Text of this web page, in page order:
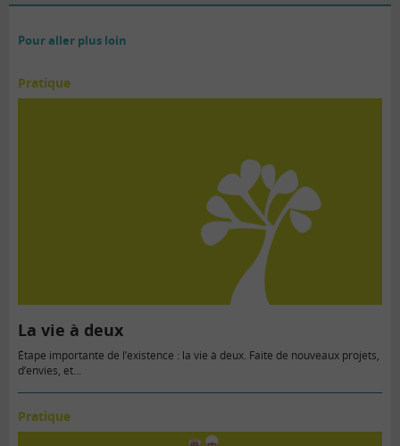
Pour aller plus loin
Pratique
La vie à deux
Étape importante de l’existence : la vie à deux. Faite de nouveaux projets,
d’envies, et...
Pratique